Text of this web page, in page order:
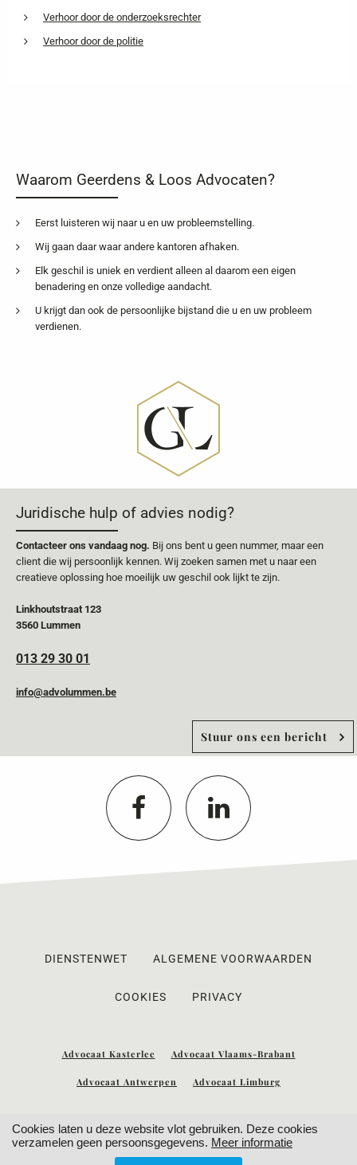
Verhoor door de onderzoeksrechter
Verhoor door de politie
Waarom Geerdens & Loos Advocaten?
Eerst luisteren wij naar u en uw probleemstelling.
Wij gaan daar waar andere kantoren afhaken.
Elk geschil is uniek en verdient alleen al daarom een eigen
benadering en onze volledige aandacht.
U krijgt dan ook de persoonlijke bijstand die u en uw probleem
verdienen.
Juridische hulp of advies nodig?
Contacteer ons vandaag nog. Bij ons bent u geen nummer, maar een
client die wij persoonlijk kennen. Wij zoeken samen met u naar een
creatieve oplossing hoe moeilijk uw geschil ook lijkt te zijn.
Linkhoutstraat 123
3560 Lummen
013 29 30 01
info@advolummen.be
Stuur ons een bericht
DIENSTENWET ALGEMENE VOORWAARDEN
COOKIES PRIVACY
Advocaat Kasterlee Advocaat Vlaams-Brabant
Advocaat Antwerpen Advocaat Limburg
Cookies laten u deze website vlot gebruiken. Deze cookies
verzamelen geen persoonsgegevens. Meer informatie